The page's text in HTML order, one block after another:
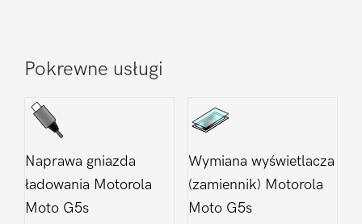
Pokrewne usługi
Naprawa gniazda
ładowania Motorola
Moto G5s
Wymiana wyświetlacza
(zamiennik) Motorola
Moto G5s